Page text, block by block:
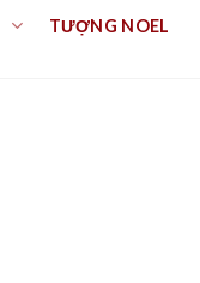
TƯỢNG NOEL